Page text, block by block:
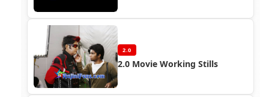
2.0
2.0 Movie Working Stills